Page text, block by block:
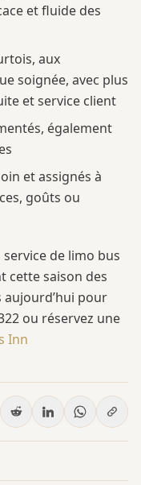
et fluide des
aux
soignée, avec plus
et service client
également
et assignés à
goûts ou
de limo bus
cette saison des
aujourd’hui pour
ou réservez une
Inn